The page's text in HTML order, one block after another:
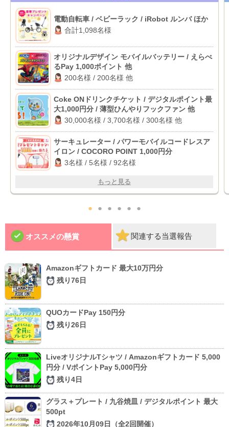
電動自転車 / ベビーラック / iRobot ルンバ ほか
合計1,098名様
オリジナルデザイン モバイルバッテリー / えらべ
るPay 1,000ポイント 他
200名様 / 200名様 他
Coke ONドリンクチケット / デジタルポイント最
大1,000円分 / 薄型ひんやりフックファン 他
30,000名様 / 3,700名様 / 300名様 他
サーキュレーター / パワーモバイルコードレスア
イロン / COCORO POINT 1,000円分
3名様 / 5名様 / 92名様
もっと見る
● ● ● ● ● ●
オススメの懸賞 関連する当選報告
Amazonギフトカード 最大10万円分
残り76日
QUOカードPay 150円分
残り26日
LiveオリジナルTシャツ / Amazonギフトカード 5,000
円分 / VポイントPay 5,000円分
残り4日
グラス＋プレート / 九谷焼皿 / デジタルポイント 最大
500pt
2026年10月09日（全2回開催）